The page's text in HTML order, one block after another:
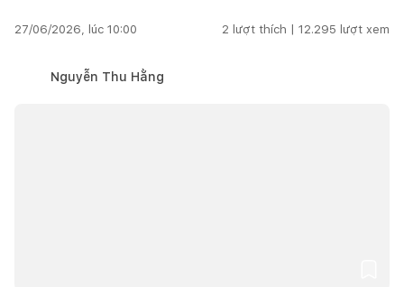
27/06/2026, lúc 10:00 2 lượt thích | 12.295 lượt xem
Nguyễn Thu Hằng